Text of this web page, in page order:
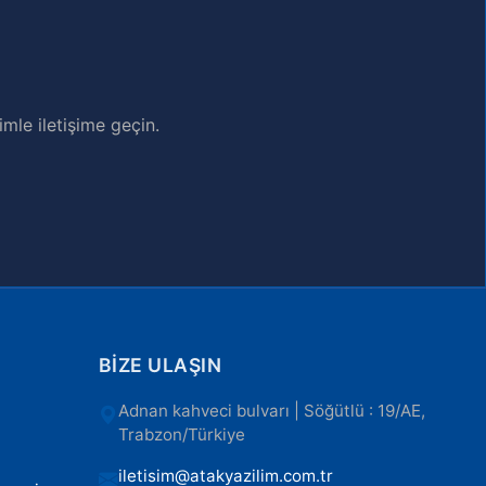
iletişime geçin.
BIZE ULAŞIN
Adnan kahveci bulvarı | Söğütlü : 19/AE,
Trabzon/Türkiye
iletisim@atakyazilim.com.tr